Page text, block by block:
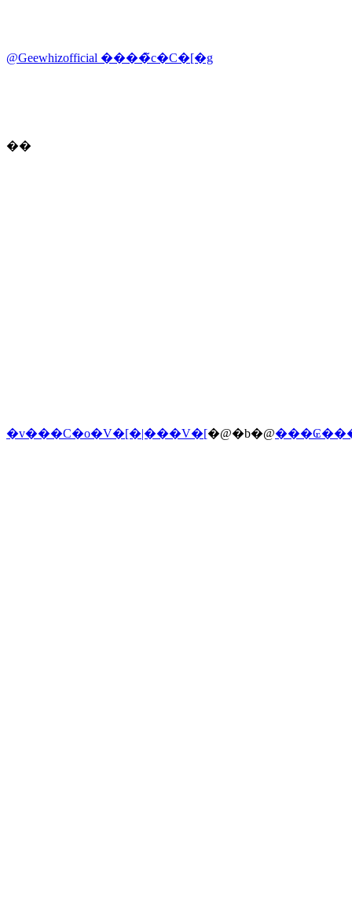
@Geewhizofficial ����̃c�C�[�g
��
�v���C�o�V�[�|���V�[�@�b�@